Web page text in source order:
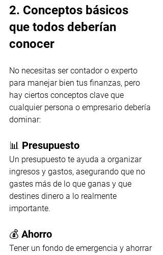
2. Conceptos básicos
que todos deberían
conocer
No necesitas ser contador o experto
para manejar bien tus finanzas, pero
hay ciertos conceptos clave que
cualquier persona o empresario debería
dominar:
📊 Presupuesto
Un presupuesto te ayuda a organizar
ingresos y gastos, asegurando que no
gastes más de lo que ganas y que
destines dinero a lo realmente
importante.
💰 Ahorro
Tener un fondo de emergencia y ahorrar